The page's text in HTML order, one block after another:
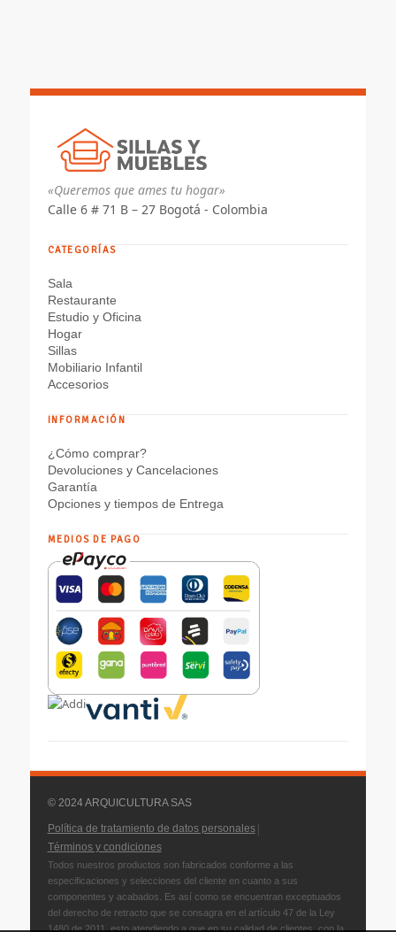
«Queremos que ames tu hogar»
Calle 6 # 71 B – 27 Bogotá - Colombia
CATEGORÍAS
Sala
Restaurante
Estudio y Oficina
Hogar
Sillas
Mobiliario Infantil
Accesorios
INFORMACIÓN
¿Cómo comprar?
Devoluciones y Cancelaciones
Garantía
Opciones y tiempos de Entrega
MEDIOS DE PAGO
© 2024 ARQUICULTURA SAS
Política de tratamiento de datos personales|
Términos y condiciones
Todos nuestros productos son fabricados conforme a las
especificaciones y selecciones del cliente en cuanto a sus
componentes y acabados. Es así como se encuentran exceptuados
del derecho de retracto que se consagra en el artículo 47 de la Ley
1480 de 2011, esto atendiendo a que en su calidad de clientes, con la